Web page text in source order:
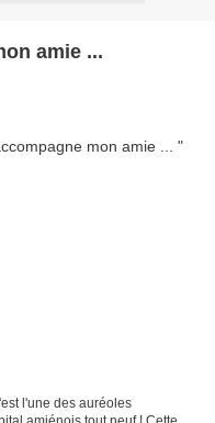
amie ...
l'une des auréoles